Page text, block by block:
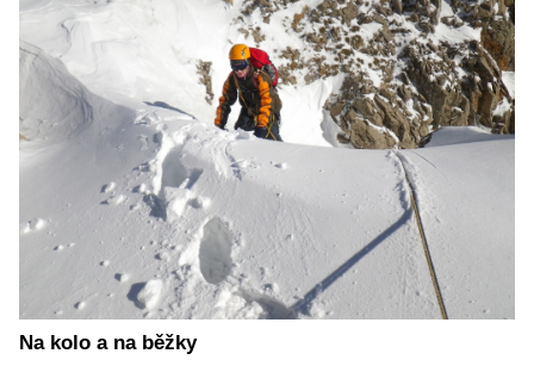
Na kolo a na běžky